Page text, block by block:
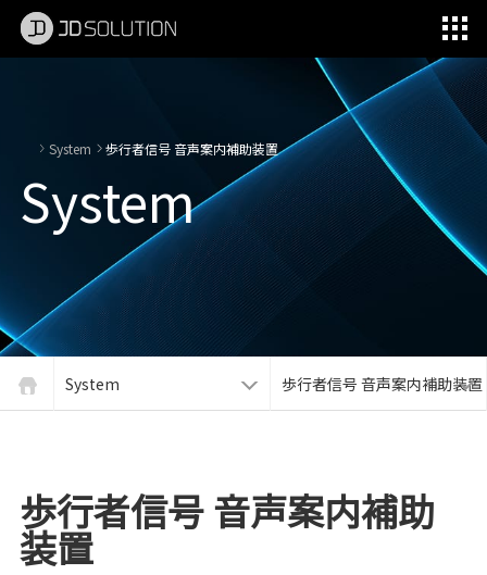
System 歩行者信号 音声案内補助装置
System
System 歩行者信号 音声案内補助装置
歩行者信号 音声案内補助
装置